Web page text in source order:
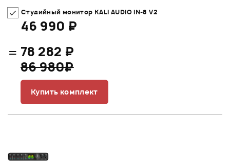
Студийный монитор KALI AUDIO IN-8 V2
46 990 ₽
= 78 282 ₽
86 980₽
Купить комплект